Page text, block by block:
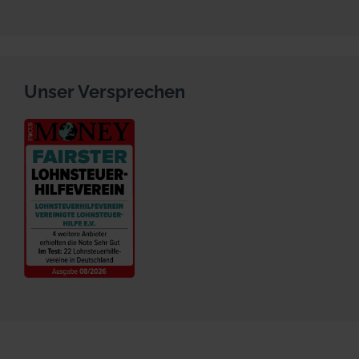
Unser Versprechen